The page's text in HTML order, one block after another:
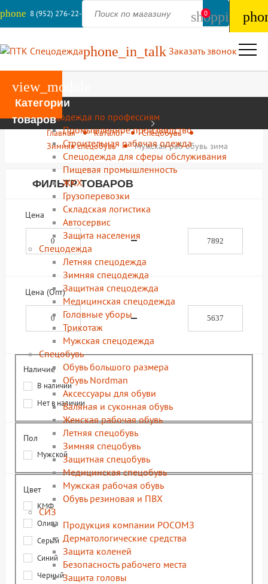
phone 8 (952) 276-22-44
phone_in_talk Заказать звонок
Каталог
Спецодежда по профессиям
Промышленное производство
Строительная рабочая одежда
Спецодежда для сферы обслуживания
Пищевая промышленность
ЖКХ
Грузоперевозки
Складская логистика
Автосервис
Защита населения
Спецодежда
Летняя спецодежда
Зимняя спецодежда
Защитная спецодежда
Медицинская спецодежда
Головные уборы
Трикотаж
Мужская спецодежда
Спецобувь
Обувь большого размера
Обувь Nordman
Аксессуары для обуви
Валяная и суконная обувь
Женская рабочая обувь
Летняя спецобувь
Зимняя спецобувь
Защитная спецобувь
Медицинская спецобувь
Мужская рабочая обувь
Обувь резиновая и ПВХ
СИЗ
Продукция компании РОСОМЗ
Дерматологические средства
Защита коленей
Безопасность рабочего места
Защита головы
0
Главная Каталог
Спецобувь
Зимняя спецобувь
Мужская раб обувь зима
ФИЛЬТР ТОВАРОВ
Цена
Цена (Опт)
Наличие
В наличии
Нет в наличии
Пол
Мужской
Цвет
КМФ
Олива
Серый
Синий
Черный
view_module
Категории
товаров